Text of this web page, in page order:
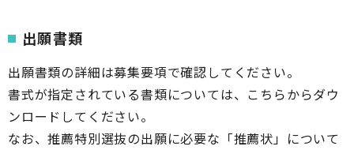
出願書類
出願書類の詳細は募集要項で確認してください。
書式が指定されている書類については、こちらからダウ
ンロードしてください。
なお、推薦特別選抜の出願に必要な「推薦状」について